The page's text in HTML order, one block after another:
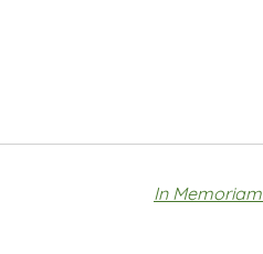
In Memoriam